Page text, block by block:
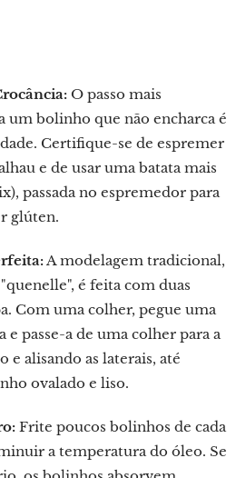
O passo mais
um bolinho que não encharca é
Certifique-se de espremer
e de usar uma batata mais
passada no espremedor para
glúten.
A modelagem tradicional,
é feita com duas
Com uma colher, pegue uma
e passe-a de uma colher para a
e alisando as laterais, até
ovalado e liso.
Frite poucos bolinhos de cada
a temperatura do óleo. Se